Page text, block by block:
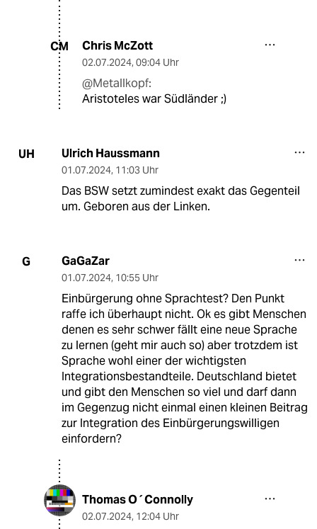
CM Chris McZott
02.07.2024, 09:04 Uhr
@Metallkopf:
Aristoteles war Südländer ;)
UH Ulrich Haussmann
01.07.2024, 11:03 Uhr
Das BSW setzt zumindest exakt das Gegenteil
um. Geboren aus der Linken.
G GaGaZar
01.07.2024, 10:55 Uhr
Einbürgerung ohne Sprachtest? Den Punkt
raffe ich überhaupt nicht. Ok es gibt Menschen
denen es sehr schwer fällt eine neue Sprache
zu lernen (geht mir auch so) aber trotzdem ist
Sprache wohl einer der wichtigsten
Integrationsbestandteile. Deutschland bietet
und gibt den Menschen so viel und darf dann
im Gegenzug nicht einmal einen kleinen Beitrag
zur Integration des Einbürgerungswilligen
einfordern?
Thomas O´Connolly
02.07.2024, 12:04 Uhr